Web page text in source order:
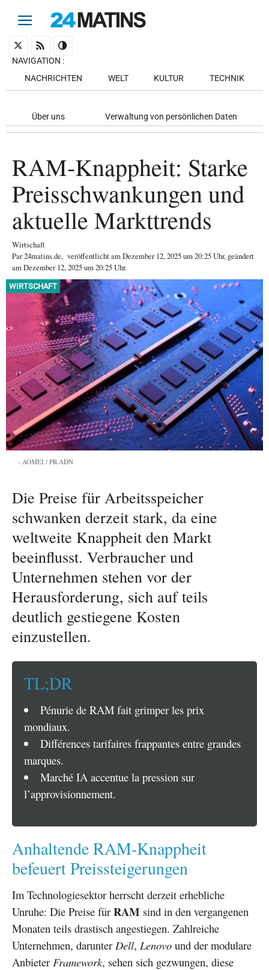
NAVIGATION :
NACHRICHTEN
WELT KULTUR TECHNIK
Über uns Verwaltung von persönlichen Daten
RAM-Knappheit: Starke
Preisschwankungen und
aktuelle Markttrends
Wirtschaft
Par24matins.de, veröffentlicht amDezember 12, 2025um 20:25 Uhr, geändert
am Dezember 12, 2025 um 20:25 Uhr.
WIRTSCHAFT
AOMEI / PR-ADN
Die Preise für Arbeitsspeicher
schwanken derzeit stark, da eine
weltweite Knappheit den Markt
beeinflusst. Verbraucher und
Unternehmen stehen vor der
Herausforderung, sich auf teils
deutlich gestiegene Kosten
einzustellen.
TL;DR
Pénurie de RAM fait grimper les prix
mondiaux.
Différences tarifaires frappantes entre grandes
marques.
Marché IA accentue la pression sur
l’approvisionnement.
Anhaltende RAM-Knappheit
befeuert Preissteigerungen
Im Technologiesektor herrscht derzeit erhebliche
Unruhe: Die Preise für RAM sind in den vergangenen
Monaten teils drastisch angestiegen. Zahlreiche
Unternehmen, darunter Dell, Lenovo und der modulare
Anbieter Framework, sehen sich gezwungen, diese